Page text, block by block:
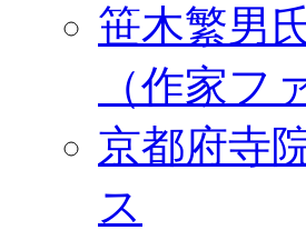
笹木繁男
（作家フ
京都府寺
ス